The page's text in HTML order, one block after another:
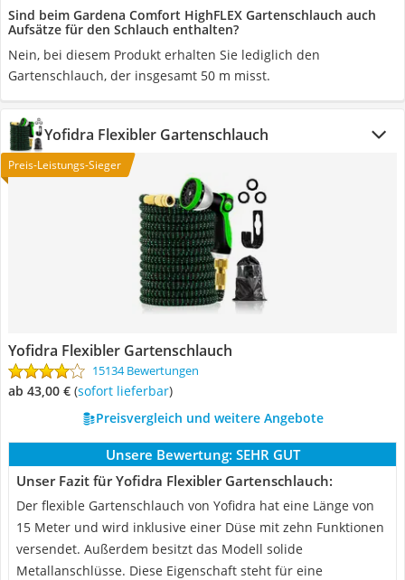
Sind beim Gardena Comfort HighFLEX Gartenschlauch auch
Aufsätze für den Schlauch enthalten?
Nein, bei diesem Produkt erhalten Sie lediglich den
Gartenschlauch, der insgesamt 50 m misst.
Yofidra Flexibler Gartenschlauch
Preis-Leistungs-Sieger
Yofidra Flexibler Gartenschlauch
15134 Bewertungen
ab 43,00 € ( Sofort lieferbar)
Preisvergleich und weitere Angebote
Unsere Bewertung: SEHR GUT
Unser Fazit für Yofidra Flexibler Gartenschlauch:
Der flexible Gartenschlauch von Yofidra hat eine Länge von
15 Meter und wird inklusive einer Düse mit zehn Funktionen
versendet. Außerdem besitzt das Modell solide
Metallanschlüsse. Diese Eigenschaft steht für eine